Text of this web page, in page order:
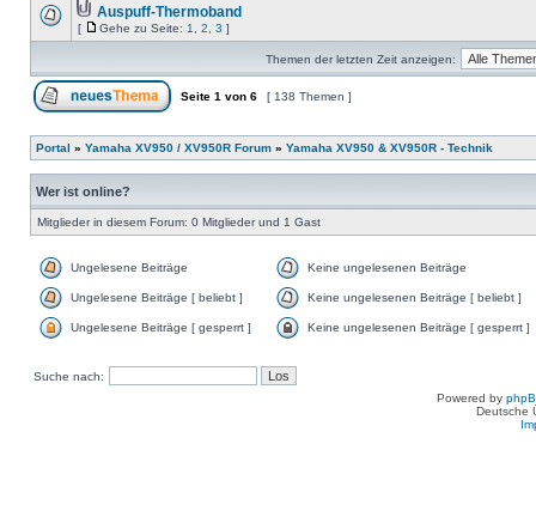
Auspuff-Thermoband
[ Gehe zu Seite: 1 2 3 ]
Themen der letzten Zeit anzeigen:
Seite 1 von 6 [ 138 Themen ]
Portal » Yamaha XV950 / XV950R Forum » Yamaha XV950 & XV950R - Technik
Wer ist online?
Mitglieder in diesem Forum: 0 Mitglieder und 1 Gast
Ungelesene Beiträge Keine ungelesenen Beiträge
Ungelesene Beiträge [ beliebt ] Keine ungelesenen Beiträge [ beliebt ]
Ungelesene Beiträge [ gesperrt ] Keine ungelesenen Beiträge [ gesperrt ]
Suche nach:
Powered by
Deutsche